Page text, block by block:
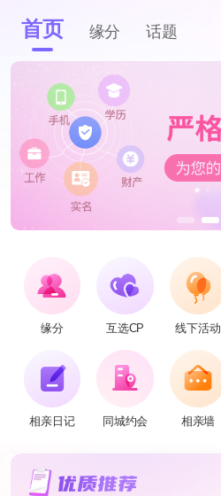
首页 缘分 话题
缘分 互选CP 线下活动
相亲日记 同城约会 相亲墙